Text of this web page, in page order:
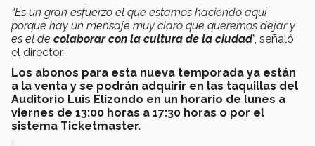
“Es un gran esfuerzo el que estamos haciendo aquí
porque hay un mensaje muy claro que queremos dejar y
es el de colaborar con la cultura de la ciudad”, señaló
el director.
Los abonos para esta nueva temporada ya están
a la venta y se podrán adquirir en las taquillas del
Auditorio Luis Elizondo en un horario de lunes a
viernes de 13:00 horas a 17:30 horas o por el
sistema Ticketmaster.